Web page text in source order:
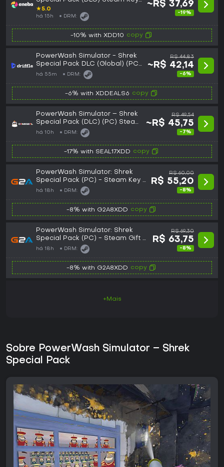
(PC) GLOBAL
★5.0
há 15h DRM:
~R$ 37,69
-19%
-10% with XDD10 copy
PowerWash Simulator - Shrek
Special Pack DLC (Global) (PC)
- Steam - Digital Key
há 55m DRM:
R$ 44,83
~R$ 42,14
-6%
-6% with XDDEALS6 copy
PowerWash Simulator – Shrek
Special Pack (DLC) (PC) Steam
Key - GLOBAL
há 10h DRM:
R$ 49,54
~R$ 45,75
-7%
-17% with SEAL17XDD copy
PowerWash Simulator: Shrek
Special Pack (PC) - Steam Key -
GLOBAL
há 18h DRM:
R$ 60,00
R$ 55,20
-8%
-8% with G2A8XDD copy
PowerWash Simulator: Shrek
Special Pack (PC) - Steam Gift -
GLOBAL
há 18h DRM:
R$ 69,30
R$ 63,75
-8%
-8% with G2A8XDD copy
+Mais
Sobre PowerWash Simulator – Shrek
Special Pack